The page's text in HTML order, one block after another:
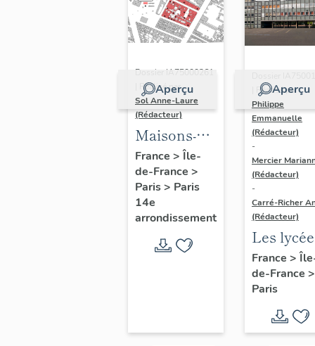
Aperçu
Dossier IA75000261
| Réalisé par
Sol Anne-Laure
(Rédacteur)
Maisons-
immeubles
France > Île-
de-France >
Paris> Paris
14e
arrondissement
Aperçu
| Réalisé par
Philippe
Emmanuelle
(Rédacteur)
-
Mercier
(Rédacteur)
-
Carré-Richer
(Rédacteur)
Les
Jean-
Dondel
Roger
Dhuit
France >
de-France >
Paris